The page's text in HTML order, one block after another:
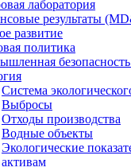
лаборатория
результаты
развитие
политика
безопасность
Система
Выбросы
Отходы производства
Водные объекты
Экологические
активам